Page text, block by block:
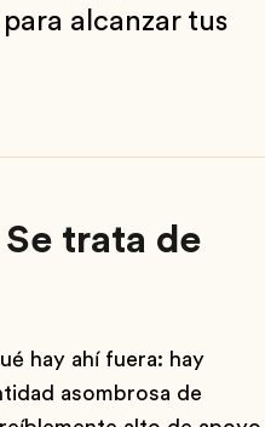
alcanzar tus
trata de
hay ahí fuera: hay
asombrosa de